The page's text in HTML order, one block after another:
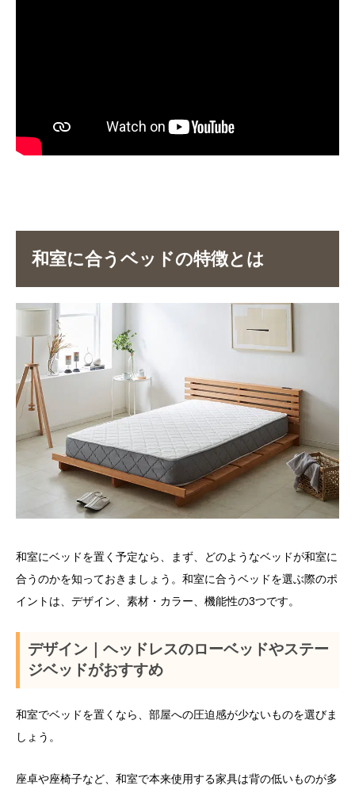
和室に合うベッドの特徴とは
和室にベッドを置く予定なら、まず、どのようなベッドが和室に
合うのかを知っておきましょう。和室に合うベッドを選ぶ際のポ
イントは、デザイン、素材・カラー、機能性の3つです。
デザイン｜ヘッドレスのローベッドやステー
ジベッドがおすすめ
和室でベッドを置くなら、部屋への圧迫感が少ないものを選びま
しょう。
座卓や座椅子など、和室で本来使用する家具は背の低いものが多